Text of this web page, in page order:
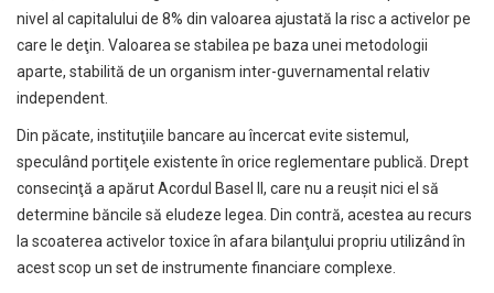
nivel al capitalului de 8% din valoarea ajustată la risc a activelor pe
care le deţin. Valoarea se stabilea pe baza unei metodologii
aparte, stabilită de un organism inter-guvernamental relativ
independent.
Din păcate, instituţiile bancare au încercat evite sistemul,
speculând portiţele existente în orice reglementare publică. Drept
consecinţă a apărut Acordul Basel II, care nu a reuşit nici el să
determine băncile să eludeze legea. Din contră, acestea au recurs
la scoaterea activelor toxice în afara bilanţului propriu utilizând în
acest scop un set de instrumente financiare complexe.